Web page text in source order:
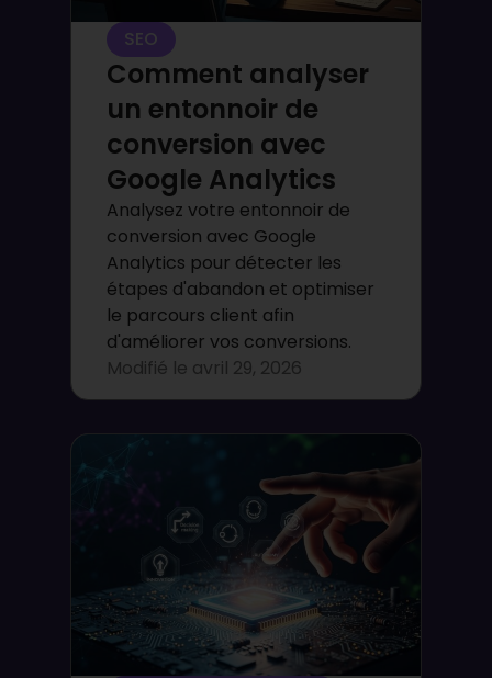
SEO
Comment analyser
un entonnoir de
conversion avec
Google Analytics
Analysez votre entonnoir de
conversion avec Google
Analytics pour détecter les
étapes d'abandon et optimiser
le parcours client afin
d'améliorer vos conversions.
Modifié le avril 29, 2026